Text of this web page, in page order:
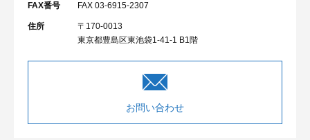
FAX番号 FAX 03-6915-2307
住所
〒170-0013
東京都豊島区東池袋1-41-1 B1階
お問い合わせ